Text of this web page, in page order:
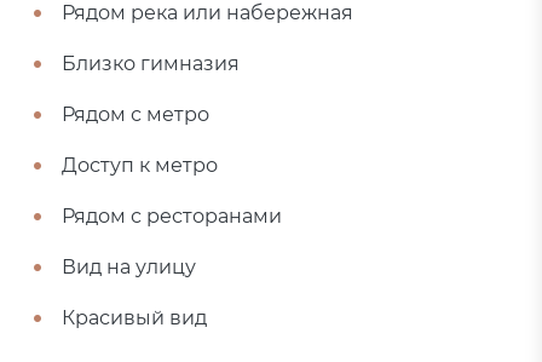
Рядом река или набережная
Близко гимназия
Рядом с метро
Доступ к метро
Рядом с ресторанами
Вид на улицу
Красивый вид